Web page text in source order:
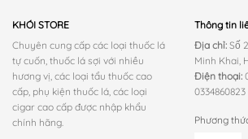
KHÓI STORE
Chuyên cung cấp các loại thuốc lá
tự cuốn, thuốc lá sợi với nhiều
hương vị, các loại tẩu thuốc cao
cấp, phụ kiện thuốc lá, các loại
cigar cao cấp được nhập khẩu
chính hãng.
Thông tin
Địa chỉ: Số
Minh Khai,
Điện thoại:
0334860823
Phương